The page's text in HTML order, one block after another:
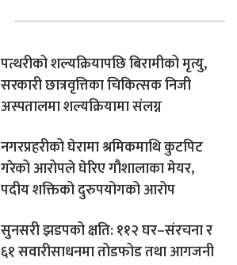
पत्थरीको शल्यक्रियापछि बिरामीको मृत्यु,
सरकारी छात्रवृत्तिका चिकित्सक निजी
अस्पतालमा शल्यक्रियामा संलग्न
नगरप्रहरीको घेरामा श्रमिकमाथि कुटपिट
गरेको आरोपले घेरिए गौशालाका मेयर,
पदीय शक्तिको दुरुपयोगको आरोप
सुनसरी झडपको क्षति: ११२ घर–संरचना र
६१ सवारीसाधनमा तोडफोड तथा आगजनी